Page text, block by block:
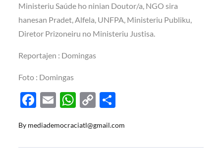
Ministeriu Saúde ho ninian Doutor/a, NGO sira
hanesan Pradet, Alfela, UNFPA, Ministeriu Publiku,
Diretor Prizoneiru no Ministeriu Justisa.
Reportajen : Domingas
Foto : Domingas
F
e
E
ail
W
at
C
p ar
By mediademocraciatl@gmail.com